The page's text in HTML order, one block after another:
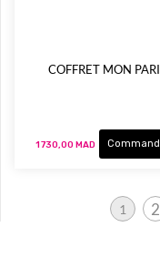
COFFRET MON
1 730,00 MAD
Page
Vous
1 2